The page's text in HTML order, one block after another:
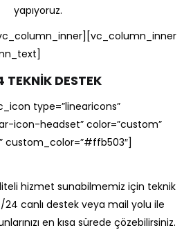
yapıyoruz.
DESTEK
type=”linearicons”
icon-headset” color=”custom”
custom_color=”#ffb503″]
hizmet sunabilmemiz için teknik
canlı destek veya mail yolu ile
en kısa sürede çözebilirsiniz.